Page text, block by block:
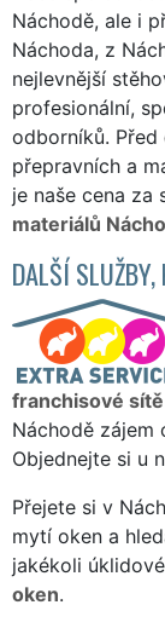
Náchodě, ale i
Náchoda, z
nejlevnější
profesionální,
odborníků. Před
přepravních a
je naše cena za
materiálů
DALŠÍ
franchisové sítě
Náchodě zájem
Objednejte si u
Přejete si v
mytí oken a
jakékoli
oken.